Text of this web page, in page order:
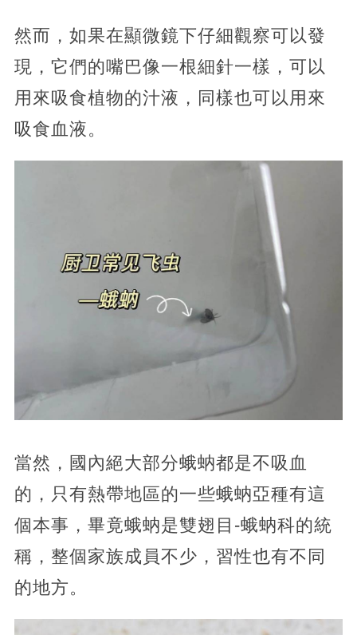
然而，如果在顯微鏡下仔細觀察可以發
現，它們的嘴巴像一根細針一樣，可以
用來吸食植物的汁液，同樣也可以用來
吸食血液。
當然，國內絕大部分蛾蚋都是不吸血
的，只有熱帶地區的一些蛾蚋亞種有這
個本事，畢竟蛾蚋是雙翅目-蛾蚋科的統
稱，整個家族成員不少，習性也有不同
的地方。